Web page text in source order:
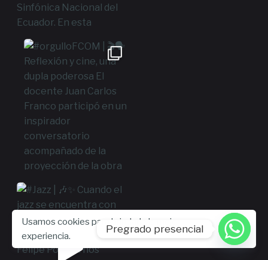
Usamos cookies para brindarle la mejor
experiencia.
Pregrado presencial